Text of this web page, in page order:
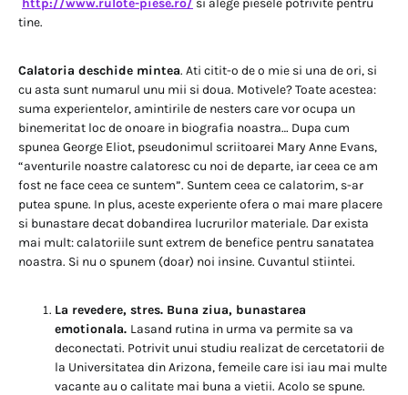
http://www.rulote-piese.ro/ si alege piesele potrivite pentru
tine.
Calatoria deschide mintea. Ati citit-o de o mie si una de ori, si
cu asta sunt numarul unu mii si doua. Motivele? Toate acestea:
suma experientelor, amintirile de nesters care vor ocupa un
binemeritat loc de onoare in biografia noastra… Dupa cum
spunea George Eliot, pseudonimul scriitoarei Mary Anne Evans,
“aventurile noastre calatoresc cu noi de departe, iar ceea ce am
fost ne face ceea ce suntem”. Suntem ceea ce calatorim, s-ar
putea spune. In plus, aceste experiente ofera o mai mare placere
si bunastare decat dobandirea lucrurilor materiale. Dar exista
mai mult: calatoriile sunt extrem de benefice pentru sanatatea
noastra. Si nu o spunem (doar) noi insine. Cuvantul stiintei.
La revedere, stres. Buna ziua, bunastarea
emotionala. Lasand rutina in urma va permite sa va
deconectati. Potrivit unui studiu realizat de cercetatorii de
la Universitatea din Arizona, femeile care isi iau mai multe
vacante au o calitate mai buna a vietii. Acolo se spune.